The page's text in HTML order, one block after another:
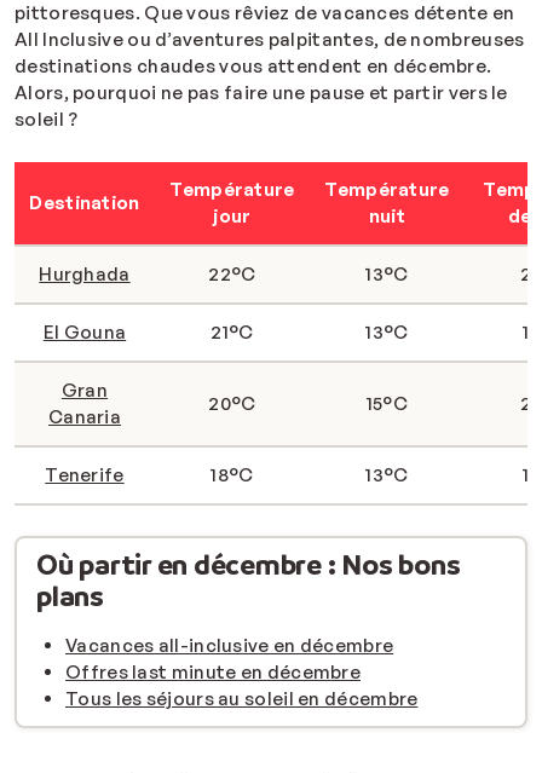
pittoresques. Que vous rêviez de vacances détente en
All Inclusive ou d’aventures palpitantes, de nombreuses
destinations chaudes vous attendent en décembre.
Alors, pourquoi ne pas faire une pause et partir vers le
soleil ?
Destination
Température
jour
Température
nuit
de
Hurghada 22°C 13°C
El Gouna 21°C 13°C
Gran
Canaria
20°C 15°C
Tenerife 18°C 13°C
Où partir en décembre : Nos bons
plans
Vacances all-inclusive en décembre
Offres last minute en décembre
Tous les séjours au soleil en décembre